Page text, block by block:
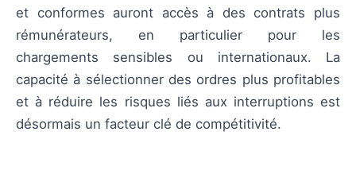
et conformes auront accès à des contrats plus
rémunérateurs, en particulier pour les
chargements sensibles ou internationaux. La
capacité à sélectionner des ordres plus profitables
et à réduire les risques liés aux interruptions est
désormais un facteur clé de compétitivité.